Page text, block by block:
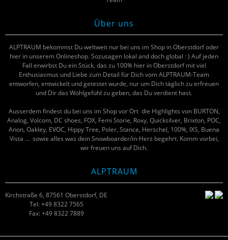
Über uns
ALPTRAUM bekommst Du weltweit nur bei uns im Shop in Oberstdorf oder
hier in unserem Onlineshop. Sozusagen lokal and doch global : ) Auf jeden
Fall erwirbst Du ein Stück, das zu 100% hier in Oberstdorf mit viel
Enthusiasmus und Liebe zum Detail für Dich vom ALPTRAUM-Team
entworfen, entwickelt und getestet wurde, nur um Dich täglich zu erfreuen
und Dir das Wohlgefühl zu geben, das Du verdient hast.
Ausserdem findest du bei uns im Shop vor Ort die Highlights von BURTON,
Analog, Volcom, DC shoes, FOX, Femi Storie, Roxy, Quicksilver, Brixton, POC,
Anon, Oakley, EVOC, Hippy Tree, Poler, Stance, Herschel, 100%, IXS, Buena
Vista … sowie alles was dein Snowboarder/in-Herz begehrt. Komm vorbei,
wir freuen uns auf Dich.
ALPTRAUM
Kirchstraße 6, 87561 Oberstdorf, DE
Tel: +49 8322 7565
Fax: +49 8322 7889